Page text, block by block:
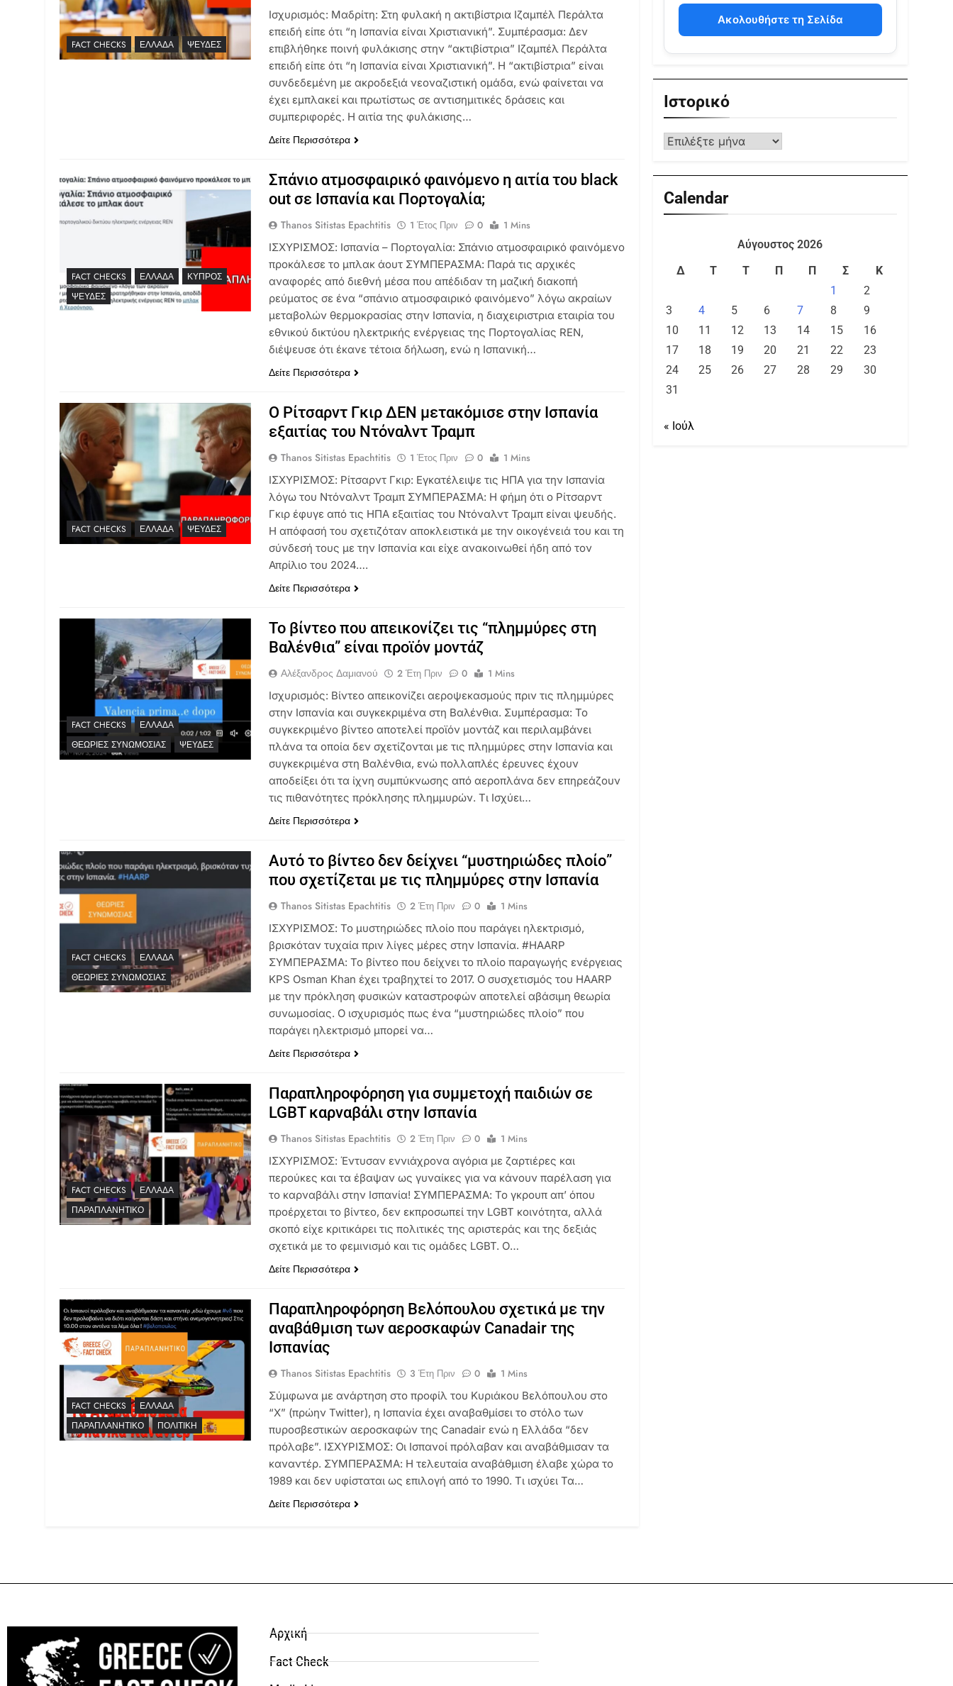
FACT CHECKS ΕΛΛΆΔΑ ΨΕΥΔΈΣ
Ισχυρισμός: Μαδρίτη: Στη φυλακή η ακτιβίστρια Ιζαμπέλ Περάλτα
επειδή είπε ότι “η Ισπανία είναι Χριστιανική”. Συμπέρασμα: Δεν
επιβλήθηκε ποινή φυλάκισης στην “ακτιβίστρια” Ιζαμπέλ Περάλτα
επειδή είπε ότι “η Ισπανία είναι Χριστιανική”. Η “ακτιβίστρια” είναι
συνδεδεμένη με ακροδεξιά νεοναζιστική ομάδα, ενώ φαίνεται να
έχει εμπλακεί και πρωτίστως σε αντισημιτικές δράσεις και
συμπεριφορές. Η αιτία της φυλάκισης…
Δείτε Περισσότερα
FACT CHECKS ΕΛΛΆΔΑ
ΚΎΠΡΟΣ
ΨΕΥΔΈΣ
Σπάνιο ατμοσφαιρικό φαινόμενο η αιτία του black
out σε Ισπανία και Πορτογαλία;
Thanos Sitistas Epachtitis 1 Έτος Πριν 0
1 Mins
ΙΣΧΥΡΙΣΜΟΣ: Ισπανία – Πορτογαλία: Σπάνιο ατμοσφαιρικό φαινόμενο
προκάλεσε το μπλακ άουτ ΣΥΜΠΕΡΑΣΜΑ: Παρά τις αρχικές
αναφορές από διεθνή μέσα που απέδιδαν τη μαζική διακοπή
ρεύματος σε ένα “σπάνιο ατμοσφαιρικό φαινόμενο” λόγω ακραίων
μεταβολών θερμοκρασίας στην Ισπανία, η διαχειριστρια εταιρία του
εθνικού δικτύου ηλεκτρικής ενέργειας της Πορτογαλίας REN,
διέψευσε ότι έκανε τέτοια δήλωση, ενώ η Ισπανική…
Δείτε Περισσότερα
FACT CHECKS ΕΛΛΆΔΑ ΨΕΥΔΈΣ
Ο Ρίτσαρντ Γκιρ ΔΕΝ μετακόμισε στην Ισπανία
εξαιτίας του Ντόναλντ Τραμπ
Thanos Sitistas Epachtitis 1 Έτος Πριν 0
1 Mins
ΙΣΧΥΡΙΣΜΟΣ: Ρίτσαρντ Γκιρ: Εγκατέλειψε τις ΗΠΑ για την Ισπανία
λόγω του Ντόναλντ Τραμπ ΣΥΜΠΕΡΑΣΜΑ: Η φήμη ότι ο Ρίτσαρντ
Γκιρ έφυγε από τις ΗΠΑ εξαιτίας του Ντόναλντ Τραμπ είναι ψευδής.
Η απόφασή του σχετιζόταν αποκλειστικά με την οικογένειά του και τη
σύνδεσή τους με την Ισπανία και είχε ανακοινωθεί ήδη από τον
Απρίλιο του 2024….
Δείτε Περισσότερα
FACT CHECKS
ΕΛΛΆΔΑ
ΘΕΩΡΊΕΣ ΣΥΝΩΜΟΣΊΑΣ
ΨΕΥΔΈΣ
Το βίντεο που απεικονίζει τις “πλημμύρες στη
Βαλένθια” είναι προϊόν μοντάζ
Αλέξανδρος Δαμιανού 2 Έτη Πριν 0
1 Mins
Ισχυρισμός: Βίντεο απεικονίζει αεροψεκασμούς πριν τις πλημμύρες
στην Ισπανία και συγκεκριμένα στη Βαλένθια. Συμπέρασμα: Το
συγκεκριμένο βίντεο αποτελεί προϊόν μοντάζ και περιλαμβάνει
πλάνα τα οποία δεν σχετίζονται με τις πλημμύρες στην Ισπανία και
συγκεκριμένα στη Βαλένθια, ενώ πολλαπλές έρευνες έχουν
αποδείξει ότι τα ίχνη συμπύκνωσης από αεροπλάνα δεν επηρεάζουν
τις πιθανότητες πρόκλησης πλημμυρών. Τι Ισχύει…
Δείτε Περισσότερα
FACT CHECKS
ΕΛΛΆΔΑ
ΘΕΩΡΊΕΣ ΣΥΝΩΜΟΣΊΑΣ
Αυτό το βίντεο δεν δείχνει “μυστηριώδες πλοίο”
που σχετίζεται με τις πλημμύρες στην Ισπανία
Thanos Sitistas Epachtitis 2 Έτη Πριν 0
1 Mins
ΙΣΧΥΡΙΣΜΟΣ: Το μυστηριώδες πλοίο που παράγει ηλεκτρισμό,
βρισκόταν τυχαία πριν λίγες μέρες στην Ισπανία. #HAARP
ΣΥΜΠΕΡΑΣΜΑ: Το βίντεο που δείχνει το πλοίο παραγωγής ενέργειας
KPS Osman Khan έχει τραβηχτεί το 2017. Ο συσχετισμός του HAARP
με την πρόκληση φυσικών καταστροφών αποτελεί αβάσιμη θεωρία
συνωμοσίας. Ο ισχυρισμός πως ένα “μυστηριώδες πλοίο” που
παράγει ηλεκτρισμό μπορεί να…
Δείτε Περισσότερα
FACT CHECKS
ΕΛΛΆΔΑ
ΠΑΡΑΠΛΑΝΗΤΙΚΌ
Παραπληροφόρηση για συμμετοχή παιδιών σε
LGBT καρναβάλι στην Ισπανία
Thanos Sitistas Epachtitis 2 Έτη Πριν 0
1 Mins
ΙΣΧΥΡΙΣΜΟΣ: Έντυσαν εννιάχρονα αγόρια με ζαρτιέρες και
περούκες και τα έβαψαν ως γυναίκες για να κάνουν παρέλαση για
το καρναβάλι στην Ισπανία! ΣΥΜΠΕΡΑΣΜΑ: Το γκρουπ απ’ όπου
προέρχεται το βίντεο, δεν εκπροσωπεί την LGBT κοινότητα, αλλά
σκοπό είχε κριτικάρει τις πολιτικές της αριστεράς και της δεξιάς
σχετικά με το φεμινισμό και τις ομάδες LGBT. Ο…
Δείτε Περισσότερα
FACT CHECKS
ΕΛΛΆΔΑ
ΠΑΡΑΠΛΑΝΗΤΙΚΌ
ΠΟΛΙΤΙΚΉ
Παραπληροφόρηση Βελόπουλου σχετικά με την
αναβάθμιση των αεροσκαφών Canadair της
Ισπανίας
Thanos Sitistas Epachtitis 3 Έτη Πριν 0
1 Mins
Σύμφωνα με ανάρτηση στο προφίλ του Κυριάκου Βελόπουλου στο
“Χ” (πρώην Twitter), η Ισπανία έχει αναβαθμίσει το στόλο των
πυροσβεστικών αεροσκαφών της Canadair ενώ η Ελλάδα “δεν
πρόλαβε”. ΙΣΧΥΡΙΣΜΟΣ: Οι Ισπανοί πρόλαβαν και αναβάθμισαν τα
καναντέρ. ΣΥΜΠΕΡΑΣΜΑ: Η τελευταία αναβάθμιση έλαβε χώρα το
1989 και δεν υφίσταται ως επιλογή από το 1990. Τι ισχύει Τα…
Δείτε Περισσότερα
Ακολουθήστε τη Σελίδα
Ιστορικό
Calendar
Αύγουστος 2026
Δ
Τ Τ Π Π Σ
Κ
1
2
3
4 5 6 7 8
9
10
11 12 13 14 15
16
17
18 19 20 21 22
23
24
25 26 27 28 29
30
31
« Ιούλ
Αρχική
Fact Check